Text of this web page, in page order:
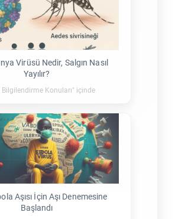
Virüsü Nedir, Salgın Nasıl
Yayılır?
Bilgilendirme Konuları" içinde
Aşısı İçin Aşı Denemesine
Başlandı